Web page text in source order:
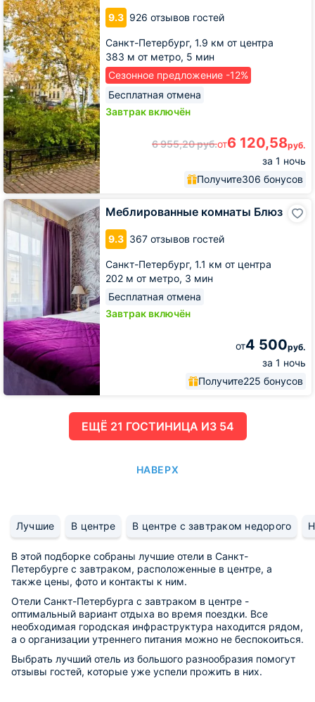
9.3 926 отзывов гостей
Санкт-Петербург, 1.9 км от центра
383 м от метро, 5 мин
Сезонное предложение -12%
Бесплатная отмена
Завтрак включён
6 955,20руб.от6 120,58руб.
за 1 ночь
Получите306 бонусов
Меблированные комнаты Блюз
9.3 367 отзывов гостей
Санкт-Петербург, 1.1 км от центра
202 м от метро, 3 мин
Бесплатная отмена
Завтрак включён
от4 500руб.
за 1 ночь
Получите225 бонусов
Меблированные
комнаты
Блюз
ЕЩË 21 ГОСТИНИЦА ИЗ 54
НАВЕРХ
Лучшие В центре В центре с завтраком недорого
В этой подборке собраны лучшие отели в Санкт-
Петербурге с завтраком, расположенные в центре, а
также цены, фото и контакты к ним.
Отели Санкт-Петербурга с завтраком в центре -
оптимальный вариант отдыха во время поездки. Все
необходимая городская инфраструктура находится рядом,
а о организации утреннего питания можно не беспокоиться.
Выбрать лучший отель из большого разнообразия помогут
отзывы гостей, которые уже успели прожить в них.